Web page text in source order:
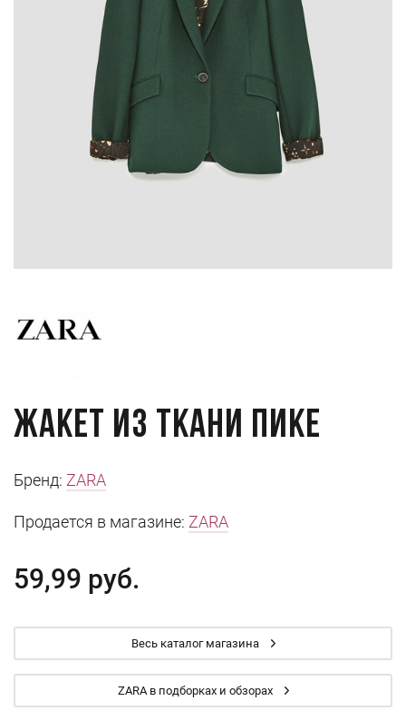
Жакет из ткани пике
Бренд: ZARA
Продается в магазине: ZARA
59,99 руб.
Весь каталог магазина
ZARA в подборках и обзорах